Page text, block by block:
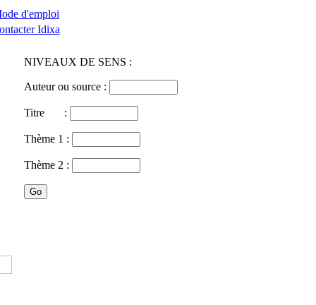
d'emploi
Idixa
NIVEAUX DE SENS :
Auteur ou source :
Titre :
Thème 1 :
Thème 2 :